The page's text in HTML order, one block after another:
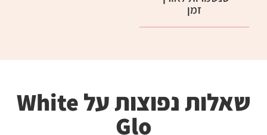
זמן
שאלות נפוצות על White
Glo